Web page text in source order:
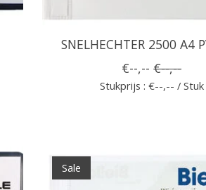
SNELHECHTER 2500 A4
€--,-- €--,--
Stukprijs : €--,-- / Stuk
Sale